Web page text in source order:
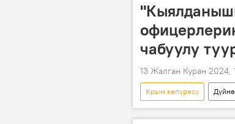
чабуулу
13 Жалган Куран 2024,
Крым көпүрөсү
Германия